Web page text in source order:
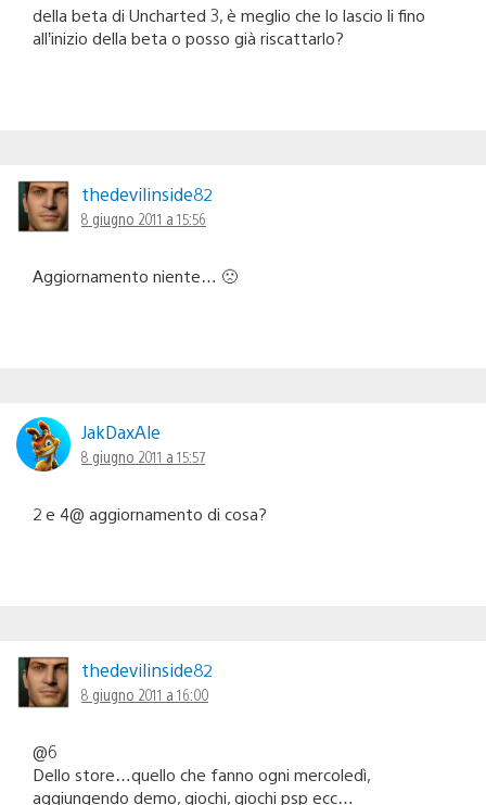
della beta di Uncharted 3, è meglio che lo lascio li fino
all’inizio della beta o posso già riscattarlo?
thedevilinside82
8 giugno 2011 a 15:56
Aggiornamento niente… 🙁
JakDaxAle
8 giugno 2011 a 15:57
2 e 4@ aggiornamento di cosa?
thedevilinside82
8 giugno 2011 a 16:00
@6
Dello store…quello che fanno ogni mercoledì,
aggiungendo demo, giochi, giochi psp ecc…